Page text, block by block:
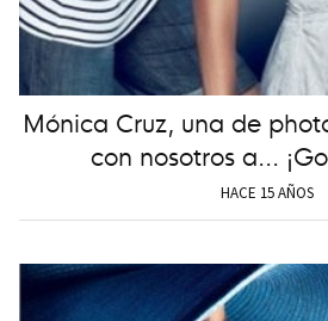
Mónica Cruz, una de
con nosotros a...
HACE 15 AÑOS